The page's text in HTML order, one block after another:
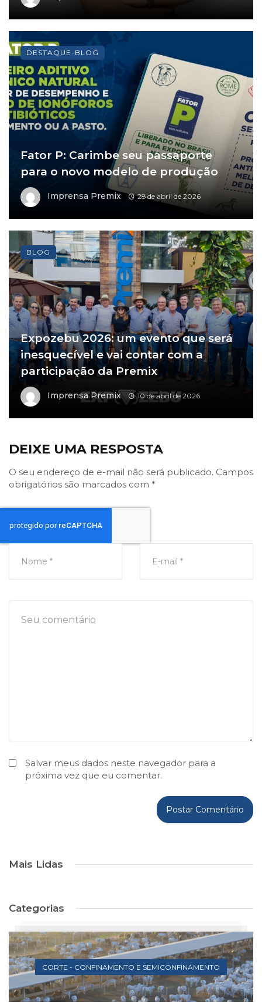
Fator P: Carimbe seu passaporte
para o novo modelo de produção
Imprensa Premix 28 de abril de 2026
DESTAQUE-BLOG
Expozebu 2026: um evento que será
inesquecível e vai contar com a
participação da Premix
Imprensa Premix 10 de abril de 2026
BLOG
DEIXE UMA RESPOSTA
O seu endereço de e-mail não será publicado. Campos
obrigatórios são marcados com *
Salvar meus dados neste navegador para a
próxima vez que eu comentar.
Mais Lidas
Categorias
CORTE - CONFINAMENTO E SEMICONFINAMENTO